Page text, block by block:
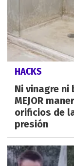
HACKS
Ni vinagre
MEJOR
orificios de
presión